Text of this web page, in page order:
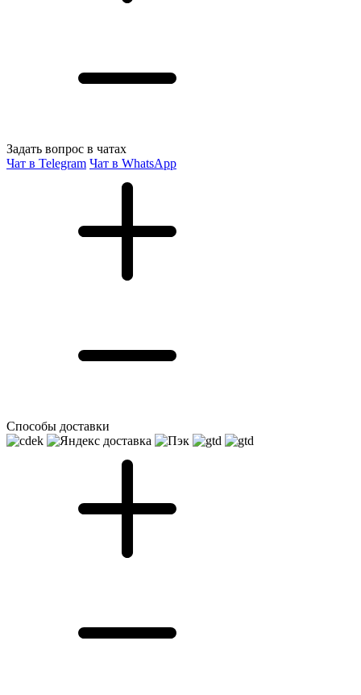
Задать вопрос в чатах
Чат в Telegram Чат в WhatsApp
Способы доставки